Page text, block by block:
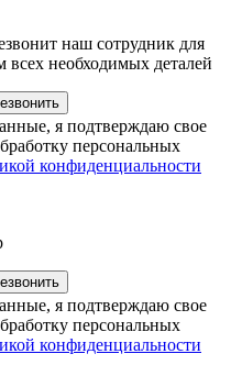
наш сотрудник для
всех необходимых деталей
я подтверждаю свое
персональных
конфиденциальности
я подтверждаю свое
персональных
конфиденциальности